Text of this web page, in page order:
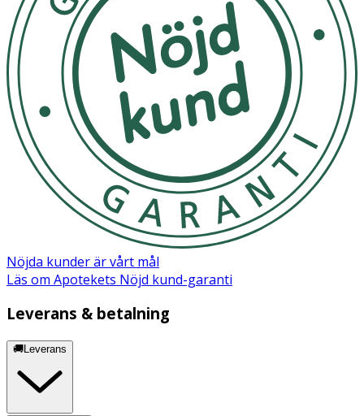
Nöjda kunder är vårt mål
Läs om Apotekets Nöjd kund-garanti
Leverans & betalning
🚚Leverans